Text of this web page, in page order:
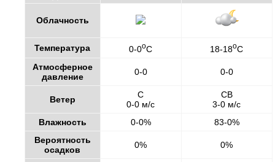
Облачность
Температура 0-0oC 18-18oC
Атмосферное
давление
0-0 0-0
Ветер
С
0-0 м/с
СВ
3-0 м/с
Влажность
0-0%
83-0%
Вероятность
осадков
0% 0%